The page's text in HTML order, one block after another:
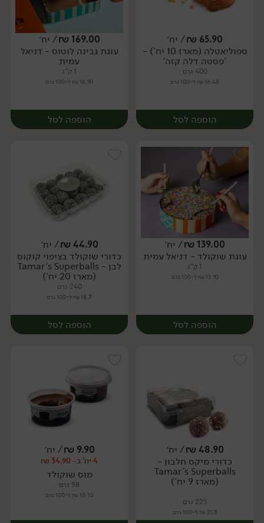
יח׳ יח׳
65.90
₪/ יח׳
ספוליאטלה (מארז 10 יח') -
'פסטה דלה קזה'
400 גרם
16.48 ₪ ל-100 גרם
הוספה לסל
יח׳
169.00
₪/ יח׳
עוגת גבינה לוטוס - דניאל
עמית
1 ק"ג
16.90 ₪ ל-100 גרם
הוספה לסל
יח׳
139.00
₪/ יח׳
עוגת שוקולד - דניאל עמית
1 ק"ג
13.90 ₪ ל-100 גרם
הוספה לסל
יח׳
44.90
₪/ יח׳
כדורי שוקולד בציפוי קוקוס
לבן - Tamar's Superballs
(מארז 20 יח')
240 גרם
18.71 ₪ ל-100 גרם
הוספה לסל
יח׳
48.90
₪/ יח׳
כדורי מיקס חלבון -
Tamar's Superballs
(מארז 9 יח')
225 גרם
21.73 ₪ ל-100 גרם
9.90
₪/ יח׳
4 יח' ב- 34.90 ₪
מוס שוקולד
98 גרם
10.10 ₪ ל-100 גרם